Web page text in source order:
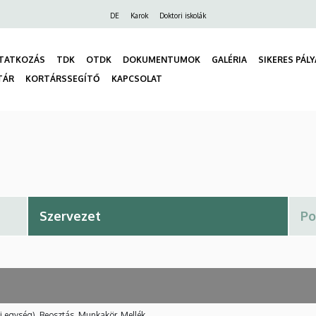
DE Karok Doktori iskolák
TDK OTDK DOKUMENTUMOK GALÉRIA
SIKERES
KORTÁRSSEGÍTŐ KAPCSOLAT